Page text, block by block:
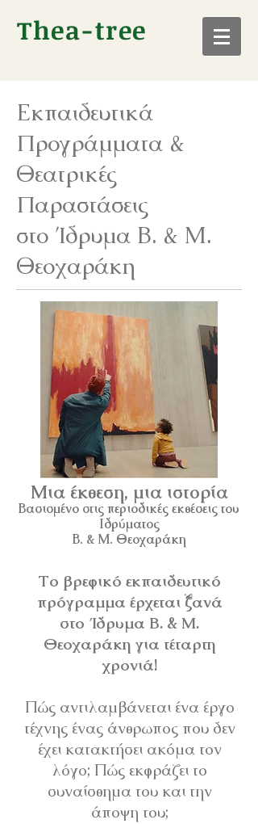
Thea-tree
Εκπαιδευτικά
Προγράμματα &
Θεατρικές
Παραστάσεις
στο Ίδρυμα Β. & Μ.
Θεοχαράκη
Μια έκθεση, μια ιστορία
Βασισμένο στις περιοδικές εκθέσεις του
Ιδρύματος
Β. & Μ. Θεοχαράκη
Το βρεφικό εκπαιδευτικό
πρόγραμμα έρχεται ξανά
στο Ίδρυμα Β. & Μ.
Θεοχαράκη για τέταρτη
χρονιά!
Πώς αντιλαμβάνεται ένα έργο
τέχνης ένας άνθρωπος που δεν
έχει κατακτήσει ακόμα τον
λόγο; Πώς εκφράζει το
συναίσθημα του και την
άποψη του;